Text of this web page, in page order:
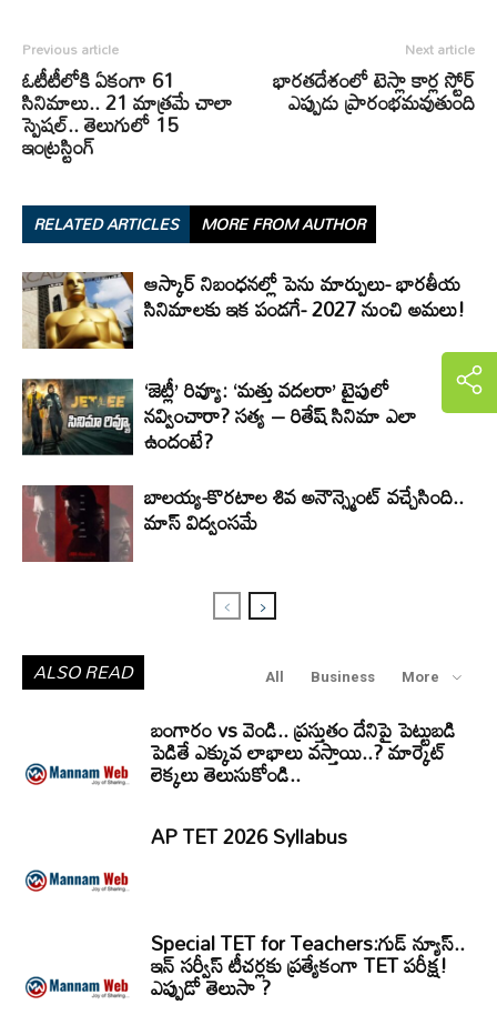
Previous article
ఓటీటీలోకి ఏకంగా 61
సినిమాలు.. 21 మాత్రమే చాలా
స్పెషల్.. తెలుగులో 15
ఇంట్రస్టింగ్
Next article
భారతదేశంలో టెస్లా కార్ల స్టోర్
ఎప్పుడు ప్రారంభమవుతుంది
RELATED ARTICLES MORE FROM AUTHOR
ఆస్కార్ నిబంధనల్లో పెను మార్పులు- భారతీయ
సినిమాలకు ఇక పండగే- 2027 నుంచి అమలు!
‘జెట్లీ’ రివ్యూ: ‘మత్తు వదలరా’ టైపులో
నవ్వించారా? సత్య – రితేష్ సినిమా ఎలా
ఉందంటే?
బాలయ్య-కొరటాల శివ అనౌన్స్మెంట్ వచ్చేసింది..
మాస్ విద్వంసమే
ALSO READ All Business More
బంగారం vs వెండి.. ప్రస్తుతం దేనిపై పెట్టుబడి
పెడితే ఎక్కువ లాభాలు వస్తాయి..? మార్కెట్
లెక్కలు తెలుసుకోండి..
AP TET 2026 Syllabus
Special TET for Teachers:గుడ్ న్యూస్..
ఇన్ సర్వీస్ టీచర్లకు ప్రత్యేకంగా TET పరీక్ష!
ఎప్పుడో తెలుసా ?